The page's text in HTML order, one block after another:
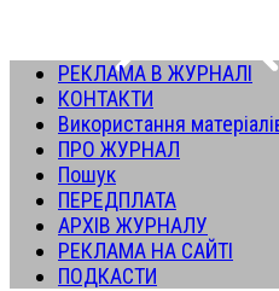
РЕКЛАМА В ЖУРНАЛІ
КОНТАКТИ
Використання
ПРО ЖУРНАЛ
Пошук
ПЕРЕДПЛАТА
АРХІВ ЖУРНАЛУ
РЕКЛАМА НА САЙТІ
ПОДКАСТИ